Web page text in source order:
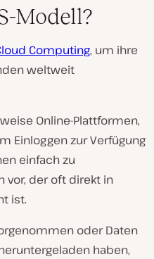
Modell?
Computing, um ihre
weltweit
Online-Plattformen,
Einloggen zur Verfügung
einfach zu
vor, der oft direkt in
ist.
oder Daten
haben,